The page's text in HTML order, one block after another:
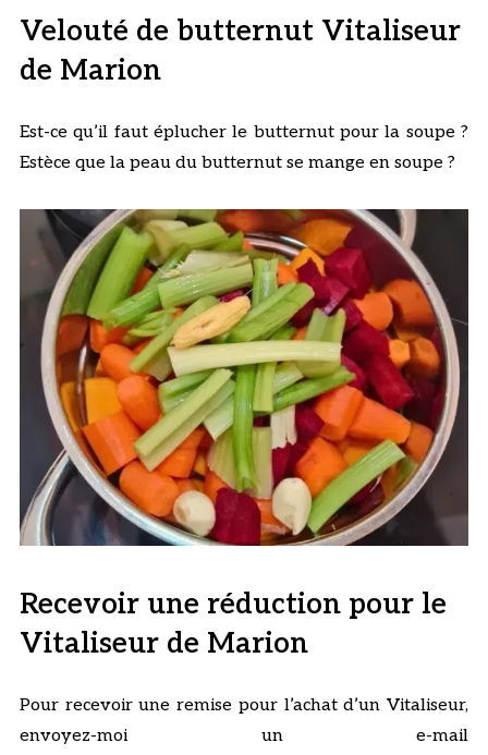
Velouté de butternut Vitaliseur
de Marion
Est-ce qu’il faut éplucher le butternut pour la soupe ?
Estèce que la peau du butternut se mange en soupe ?
Recevoir une réduction pour le
Vitaliseur de Marion
Pour recevoir une remise pour l’achat d’un Vitaliseur,
envoyez-moi un e-mail